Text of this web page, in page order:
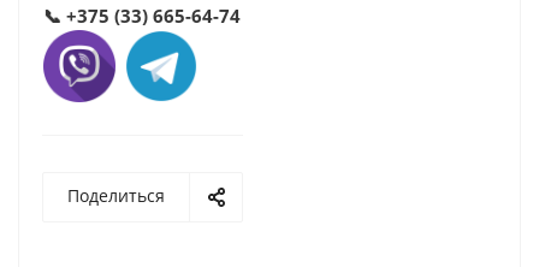
📞 +375 (33) 665-64-74
Поделиться